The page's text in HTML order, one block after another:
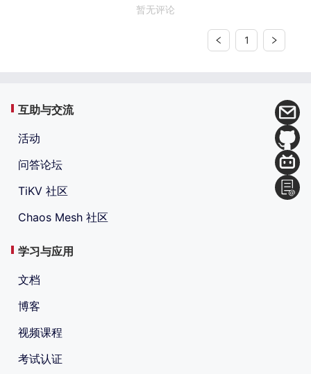
暂无评论
1
互助与交流
活动
问答论坛
TiKV 社区
Chaos Mesh 社区
学习与应用
文档
博客
视频课程
考试认证